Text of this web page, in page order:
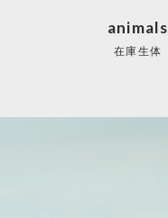
animals
在庫生体